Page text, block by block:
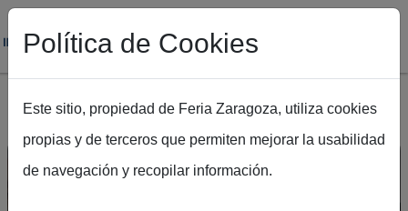
Pasar al contenido principal
Política de Cookies
Este sitio, propiedad de Feria Zaragoza, utiliza cookies
propias y de terceros que permiten mejorar la usabilidad
de navegación y recopilar información.